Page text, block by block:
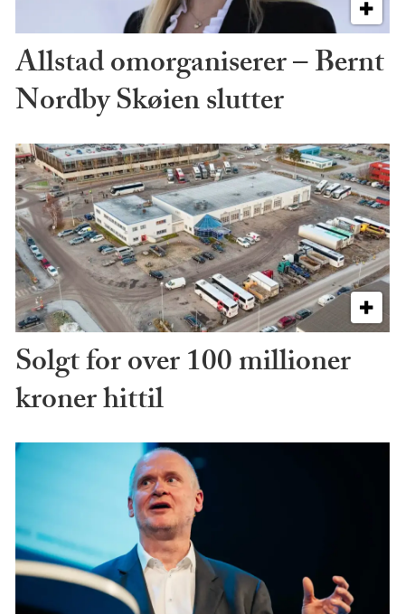
Allstad omorganiserer – Bernt
Nordby Skøien slutter
Solgt for over 100 millioner
kroner hittil